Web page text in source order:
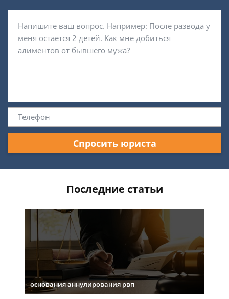
Спросить юриста
Последние статьи
основания аннулирования рвп